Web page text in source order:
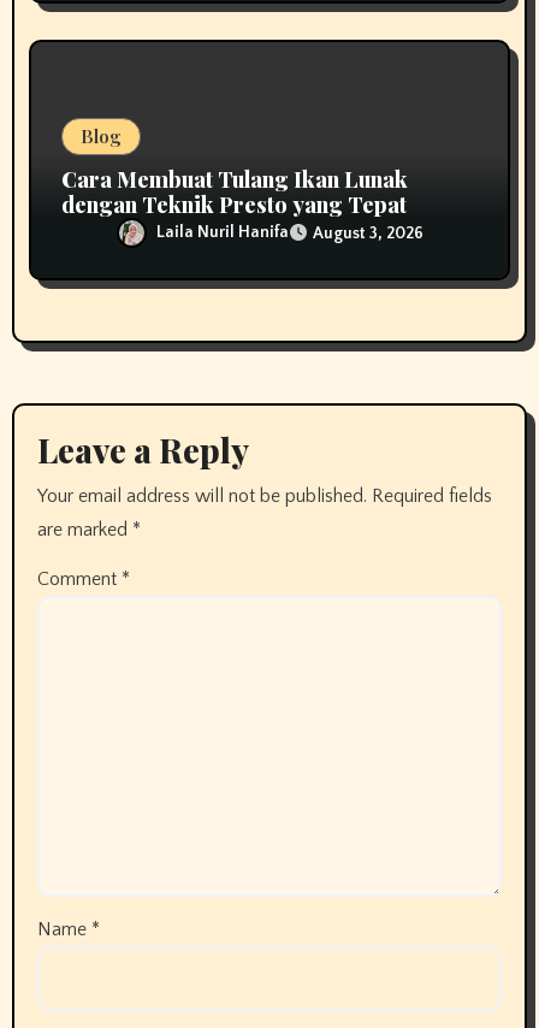
Blog
Cara Membuat Tulang Ikan Lunak
dengan Teknik Presto yang Tepat
Laila Nuril Hanifa August 3, 2026
Leave a Reply
Your email address will not be published. Required fields
are marked *
Comment *
Name *